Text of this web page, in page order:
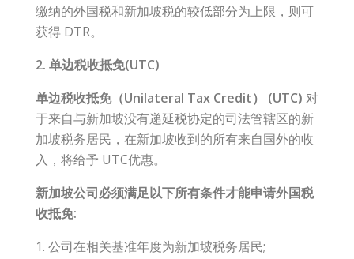
缴纳的外国税和新加坡税的较低部分为上限，则可
获得 DTR。
2. 单边税收抵免(UTC)
单边税收抵免（Unilateral Tax Credit） (UTC) 对
于来自与新加坡没有递延税协定的司法管辖区的新
加坡税务居民，在新加坡收到的所有来自国外的收
入，将给予 UTC优惠。
新加坡公司必须满足以下所有条件才能申请外国税
收抵免:
1. 公司在相关基准年度为新加坡税务居民;